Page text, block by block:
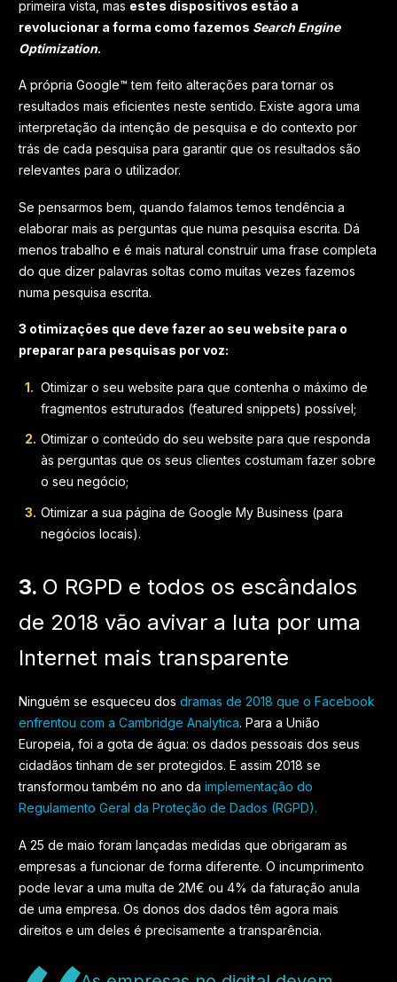
primeira vista, mas estes dispositivos estão a
revolucionar a forma como fazemos Search Engine
Optimization.
A própria Google™ tem feito alterações para tornar os
resultados mais eficientes neste sentido. Existe agora uma
interpretação da intenção de pesquisa e do contexto por
trás de cada pesquisa para garantir que os resultados são
relevantes para o utilizador.
Se pensarmos bem, quando falamos temos tendência a
elaborar mais as perguntas que numa pesquisa escrita. Dá
menos trabalho e é mais natural construir uma frase completa
do que dizer palavras soltas como muitas vezes fazemos
numa pesquisa escrita.
3 otimizações que deve fazer ao seu website para o
preparar para pesquisas por voz:
Otimizar o seu website para que contenha o máximo de
fragmentos estruturados (featured snippets) possível;
Otimizar o conteúdo do seu website para que responda
às perguntas que os seus clientes costumam fazer sobre
o seu negócio;
Otimizar a sua página de Google My Business (para
negócios locais).
3. O RGPD e todos os escândalos
de 2018 vão avivar a luta por uma
Internet mais transparente
Ninguém se esqueceu dos dramas de 2018 que o Facebook
enfrentou com a Cambridge Analytica. Para a União
Europeia, foi a gota de água: os dados pessoais dos seus
cidadãos tinham de ser protegidos. E assim 2018 se
transformou também no ano da implementação do
Regulamento Geral da Proteção de Dados (RGPD).
A 25 de maio foram lançadas medidas que obrigaram as
empresas a funcionar de forma diferente. O incumprimento
pode levar a uma multa de 2M€ ou 4% da faturação anula
de uma empresa. Os donos dos dados têm agora mais
direitos e um deles é precisamente a transparência.